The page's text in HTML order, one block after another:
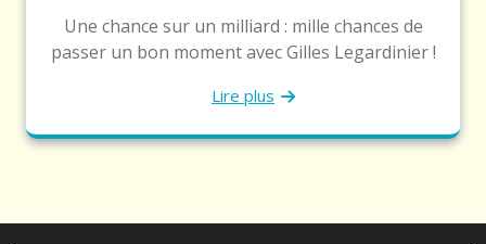
Une chance sur un milliard : mille chances de
passer un bon moment avec Gilles Legardinier !
Lire plus